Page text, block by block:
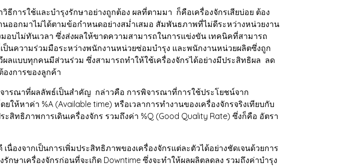
รใช้และบำรุงรักษาอย่างถูกต้อง ผลที่ตามมา ก็คือเครื่องจักรเสียบ่อย ต้อง
ออกมาไม่ได้ตามข้อกำหนดอย่างสม่ำเสมอ สัมพันธภาพที่ไม่ดีระหว่างหน่วยงาน
บไม่ทันเวลา ซึ่งส่งผลให้ขาดความสามารถในการแข่งขัน เทคนิคที่สามารถ
ป็นความร่วมมือระหว่างพนักงานหน่วยซ่อมบำรุง และพนักงานหน่วยผลิตซึ่งถูก
ลแบบทุกคนมีส่วนร่วม ซึ่งสามารถทำให้ใช้เครื่องจักรได้อย่างมีประสิทธิผล ลด
งการของลูกค้า
ณาที่ผลลัพธ์เป็นสำคัญ กล่าวคือ การพิจารณาที่การใช้ประโยชน์จาก
ห้หาค่า %A (Available time) หรือเวลาการทำงานของเครื่องจักรจริงเทียบกับ
สิทธิภาพการเดินเครื่องจักร รวมถึงค่า %Q (Good Quality Rate) ซึ่งก็คือ อัตรา
จากเป็นการเพิ่มประสิทธิภาพของเครื่องจักรแต่ละตัวได้อย่างชัดเจนด้วยการ
ษาเครื่องจักรก่อนที่จะเกิด Downtime ซึ่งจะทำให้ผลผลิตลดลง รวมถึงค่าบำรุง